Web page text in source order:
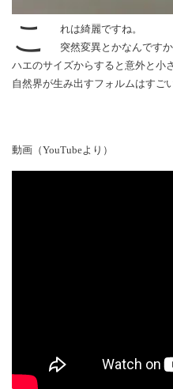
こ
れは綺麗ですね。
突然変異とかなんです
ハエのサイズからすると意外と小
自然界が生み出すフォルムはすご
動画（YouTubeより）